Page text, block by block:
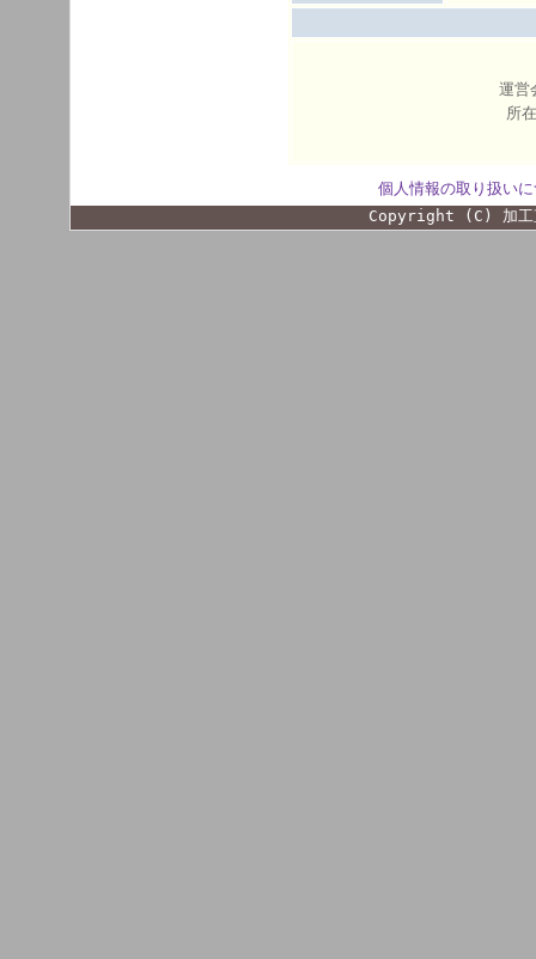
運
所
個人情報の取り扱い
Copyright (C) 加